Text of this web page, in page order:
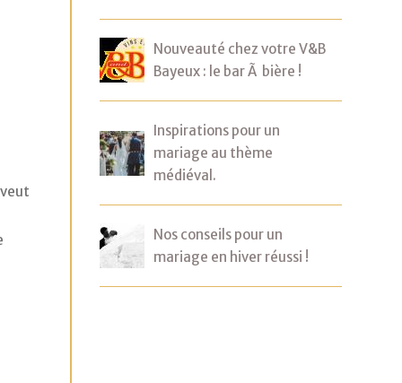
Nouveauté chez votre V&B
Bayeux : le bar Ã bière !
Inspirations pour un
mariage au thème
médiéval.
Nos conseils pour un
mariage en hiver réussi !